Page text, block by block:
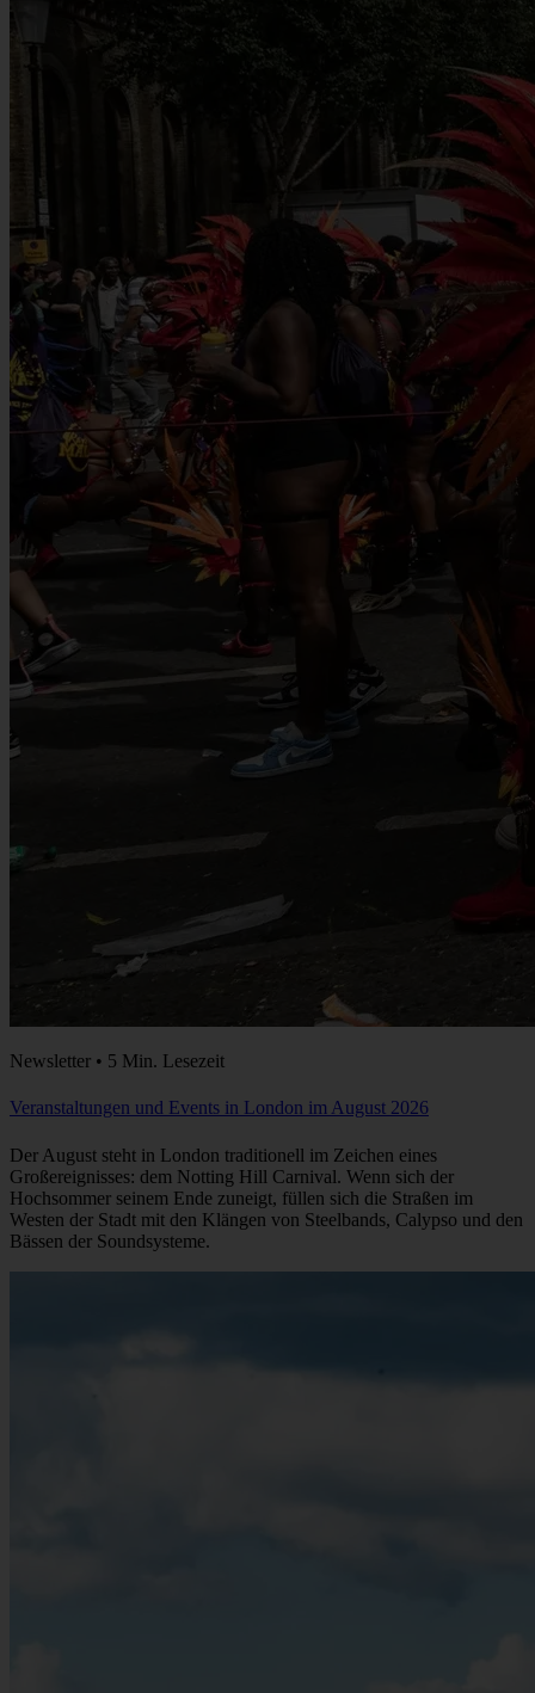
Newsletter • 5 Min. Lesezeit
Veranstaltungen und Events in London im August 2026
Der August steht in London traditionell im Zeichen eines
Großereignisses: dem Notting Hill Carnival. Wenn sich der
Hochsommer seinem Ende zuneigt, füllen sich die Straßen im
Westen der Stadt mit den Klängen von Steelbands, Calypso und den
Bässen der Soundsysteme.